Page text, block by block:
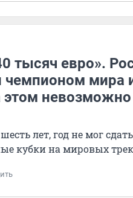
тысяч евро».
мира
этом невозможно
лет, год не мог
кубки на мировых